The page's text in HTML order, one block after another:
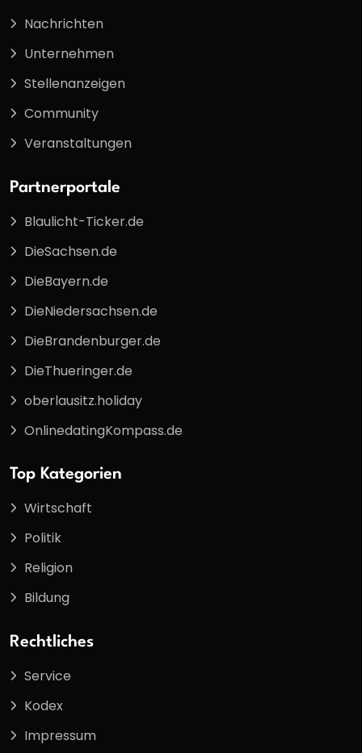
Nachrichten
Unternehmen
Stellenanzeigen
Community
Veranstaltungen
Partnerportale
Blaulicht-Ticker.de
DieSachsen.de
DieBayern.de
DieNiedersachsen.de
DieBrandenburger.de
DieThueringer.de
oberlausitz.holiday
OnlinedatingKompass.de
Top Kategorien
Wirtschaft
Politik
Religion
Bildung
Rechtliches
Service
Kodex
Impressum